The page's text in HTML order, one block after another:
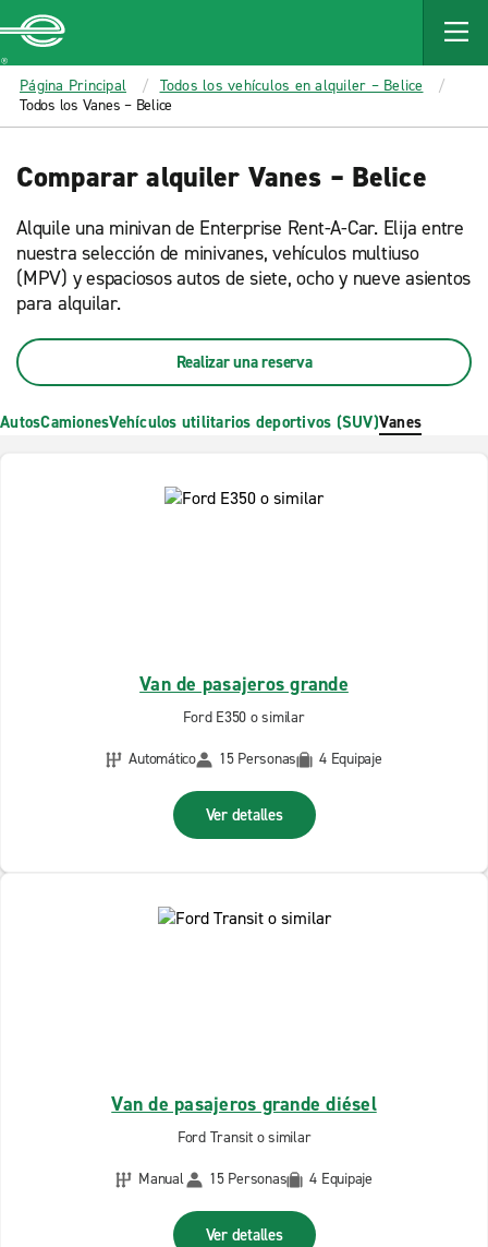
MAIN
CONTENT
Enterprise
Página Principal
Todos los vehículos en alquiler – Belice
Todos los Vanes – Belice
Comparar alquiler Vanes – Belice
Alquile una minivan de Enterprise Rent-A-Car. Elija entre
nuestra selección de minivanes, vehículos multiuso
(MPV) y espaciosos autos de siete, ocho y nueve asientos
para alquilar.
Realizar una reserva
AutosCamionesVehículos utilitarios deportivos (SUV)Vanes
Van de pasajeros grande
Ford E350 o similar
Automático
15 Personas 4 Equipaje
Ver detalles
Van de pasajeros grande diésel
Ford Transit o similar
Manual
15 Personas 4 Equipaje
Ver detalles